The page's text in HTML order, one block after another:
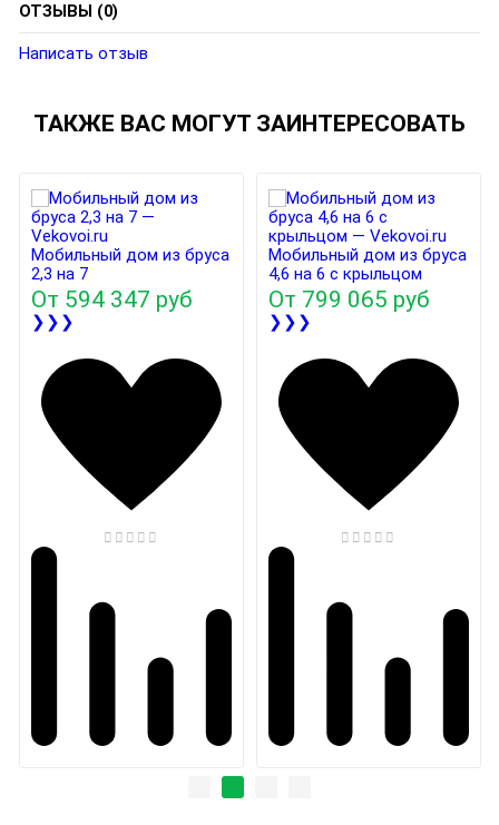
ОТЗЫВЫ (0)
Написать отзыв
ТАКЖЕ ВАС МОГУТ ЗАИНТЕРЕСОВАТЬ
Мобильный дом из бруса
2,3 на 7
От 594 347 руб
❯❯❯
Мобильный дом из бруса
4,6 на 6 с крыльцом
От 799 065 руб
❯❯❯